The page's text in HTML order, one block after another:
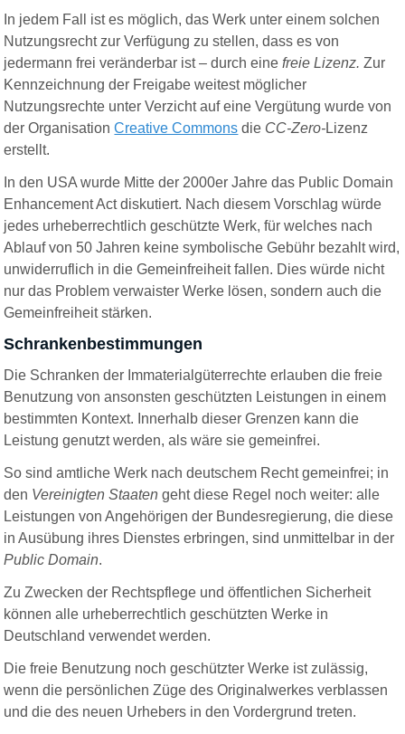
In jedem Fall ist es möglich, das Werk unter einem solchen
Nutzungsrecht zur Verfügung zu stellen, dass es von
jedermann frei veränderbar ist – durch einefreie Lizenz. Zur
Kennzeichnung der Freigabe weitest möglicher
Nutzungsrechte unter Verzicht auf eine Vergütung wurde von
der OrganisationCreative Commons die CC-Zero-Lizenz
erstellt.
In den USA wurde Mitte der 2000er Jahre das Public Domain
Enhancement Act diskutiert. Nach diesem Vorschlag würde
jedes urheberrechtlich geschützte Werk, für welches nach
Ablauf von 50 Jahren keine symbolische Gebühr bezahlt wird,
unwiderruflich in die Gemeinfreiheit fallen. Dies würde nicht
nur das Problem verwaister Werke lösen, sondern auch die
Gemeinfreiheit stärken.
Schrankenbestimmungen
Die Schranken der Immaterialgüterrechte erlauben die freie
Benutzung von ansonsten geschützten Leistungen in einem
bestimmten Kontext. Innerhalb dieser Grenzen kann die
Leistung genutzt werden, als wäre sie gemeinfrei.
So sind amtliche Werk nach deutschem Recht gemeinfrei; in
den Vereinigten Staaten geht diese Regel noch weiter: alle
Leistungen von Angehörigen der Bundesregierung, die diese
in Ausübung ihres Dienstes erbringen, sind unmittelbar in der
Public Domain.
Zu Zwecken der Rechtspflege und öffentlichen Sicherheit
können alle urheberrechtlich geschützten Werke in
Deutschland verwendet werden.
Die freie Benutzung noch geschützter Werke ist zulässig,
wenn die persönlichen Züge des Originalwerkes verblassen
und die des neuen Urhebers in den Vordergrund treten.